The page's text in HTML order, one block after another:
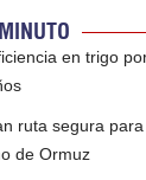
en trigo
ruta segura para
de Ormuz